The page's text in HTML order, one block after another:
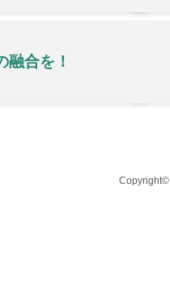
融合を！
Copyright©